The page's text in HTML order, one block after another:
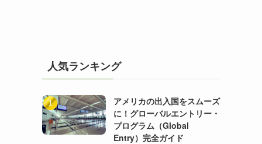
人気ランキング
アメリカの出入国をスムーズ
に！グローバルエントリー・
プログラム（Global
Entry）完全ガイド